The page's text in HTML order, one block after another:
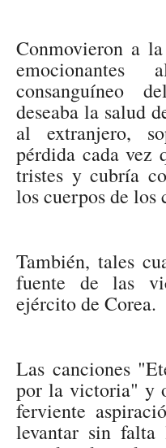
Conmovieron a
emocionantes
consanguíneo
deseaba la salud
al extranjero,
pérdida cada vez
tristes y cubría
los cuerpos de los
También, tales
fuente de las
ejército de Corea.
Las canciones
por la victoria" y
ferviente
levantar sin